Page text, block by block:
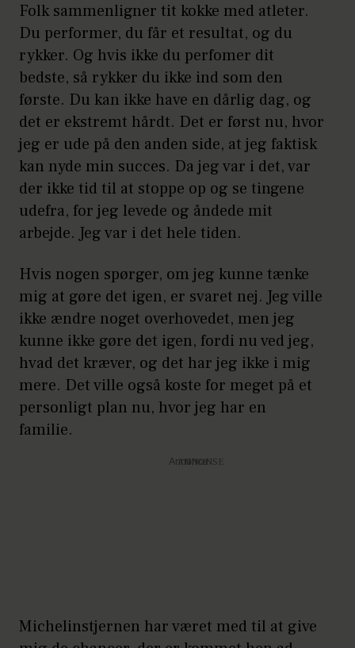
Folk sammenligner tit kokke med atleter.
Du performer, du får et resultat, og du
rykker. Og hvis ikke du perfomer dit
bedste, så rykker du ikke ind som den
første. Du kan ikke have en dårlig dag, og
det er ekstremt hårdt. Det er først nu, hvor
jeg er ude på den anden side, at jeg faktisk
kan nyde min succes. Da jeg var i det, var
der ikke tid til at stoppe op og se tingene
udefra, for jeg levede og åndede mit
arbejde. Jeg var i det hele tiden.
Hvis nogen spørger, om jeg kunne tænke
mig at gøre det igen, er svaret nej. Jeg ville
ikke ændre noget overhovedet, men jeg
kunne ikke gøre det igen, fordi nu ved jeg,
hvad det kræver, og det har jeg ikke i mig
mere. Det ville også koste for meget på et
personligt plan nu, hvor jeg har en
familie.
Annonce
Michelinstjernen har været med til at give